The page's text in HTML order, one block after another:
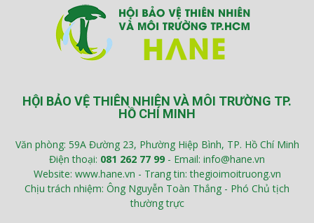
HỘI BẢO VỆ THIÊN NHIÊN VÀ MÔI TRƯỜNG TP.
HỒ CHÍ MINH
Văn phòng: 59A Đường 23, Phường Hiệp Bình, TP. Hồ Chí Minh
Điện thoại: 081 262 77 99 - Email: info@hane.vn
Website: www.hane.vn - Trang tin: thegioimoitruong.vn
Chịu trách nhiệm: Ông Nguyễn Toàn Thắng - Phó Chủ tịch
thường trực